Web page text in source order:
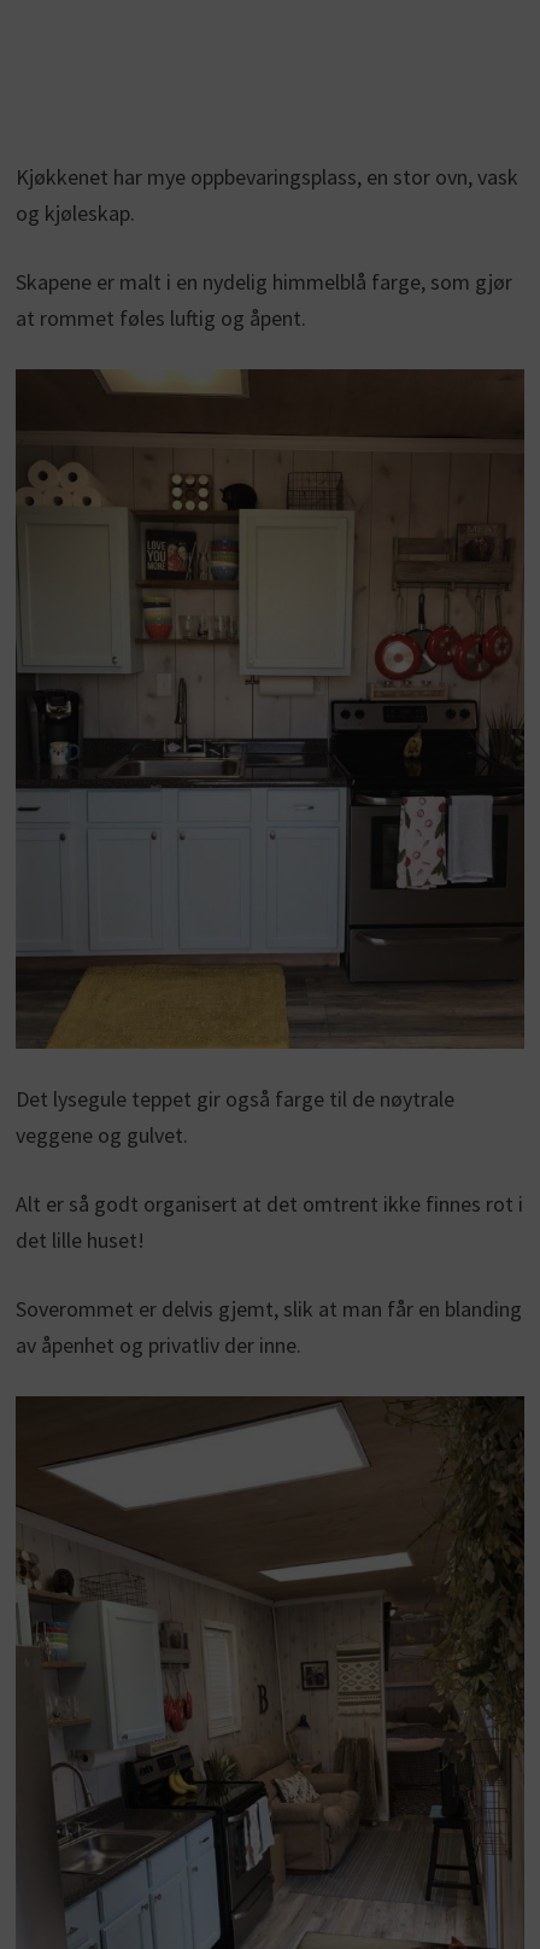
Kjøkkenet har mye oppbevaringsplass, en stor ovn, vask
og kjøleskap.
Skapene er malt i en nydelig himmelblå farge, som gjør
at rommet føles luftig og åpent.
Det lysegule teppet gir også farge til de nøytrale
veggene og gulvet.
Alt er så godt organisert at det omtrent ikke finnes rot i
det lille huset!
Soverommet er delvis gjemt, slik at man får en blanding
av åpenhet og privatliv der inne.